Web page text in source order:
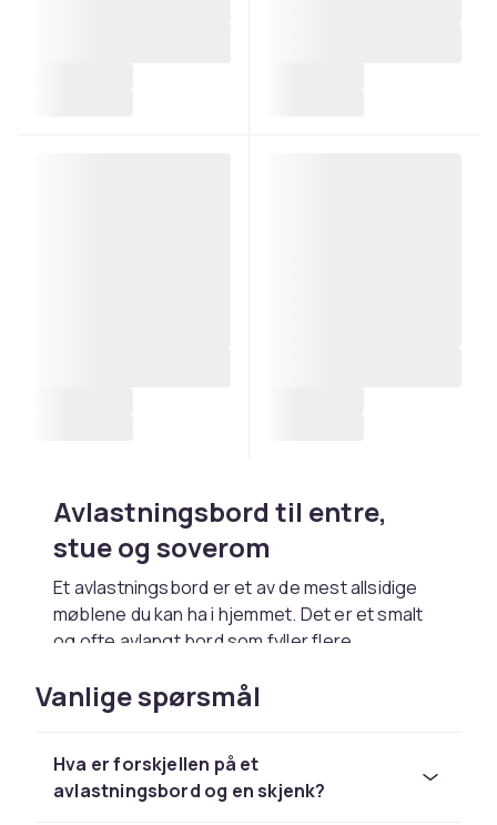
Avlastningsbord til entre,
stue og soverom
Et avlastningsbord er et av de mest allsidige
møblene du kan ha i hjemmet. Det er et smalt
og ofte avlangt bord som fyller flere
CDON finner du avlastningsbord i mange stiler,
materialer og størrelser.
Hva er et avlastningsbord?
Et avlastningsbord, også kalt et konsollbord
Vanlige spørsmål
Hva er forskjellen på et
avlastningsbord og en skjenk?